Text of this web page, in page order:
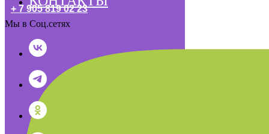
+ 7 905 819 02 23
Мы в Соц.сетях